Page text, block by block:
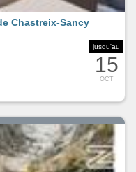
jusqu'au
15
OCT
Chastreix-Sancy